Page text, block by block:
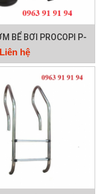
BỂ BƠI PROCOPI P-
AP 0.95HP
Liên hệ